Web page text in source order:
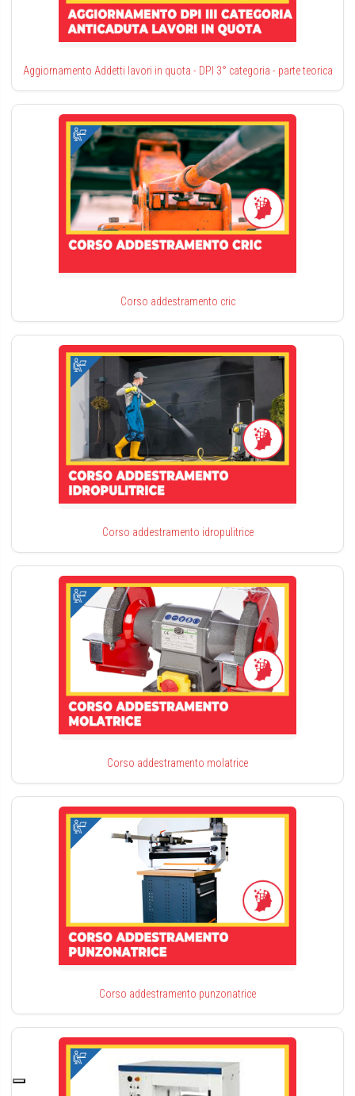
Aggiornamento Addetti lavori in quota - DPI 3° categoria - parte teorica
Corso addestramento cric
Corso addestramento idropulitrice
Corso addestramento molatrice
Corso addestramento punzonatrice